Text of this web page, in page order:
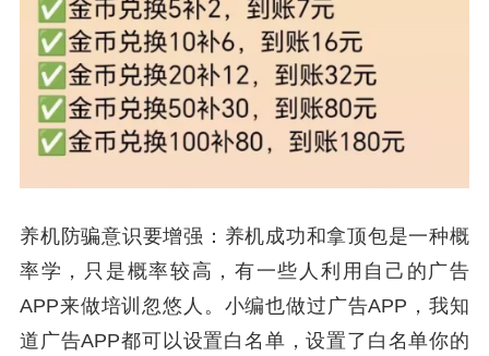
养机防骗意识要增强：养机成功和拿顶包是一种概
率学，只是概率较高，有一些人利用自己的广告
APP来做培训忽悠人。小编也做过广告APP，我知
道广告APP都可以设置白名单，设置了白名单你的